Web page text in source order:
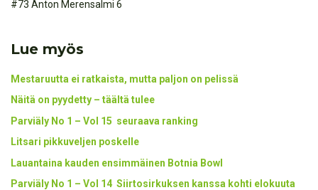
#73 Anton Merensalmi 6
Lue myös
Mestaruutta ei ratkaista, mutta paljon on pelissä
Näitä on pyydetty – täältä tulee
Parviäly No 1 – Vol 15 seuraava ranking
Litsari pikkuveljen poskelle
Lauantaina kauden ensimmäinen Botnia Bowl
Parviäly No 1 – Vol 14 Siirtosirkuksen kanssa kohti elokuuta